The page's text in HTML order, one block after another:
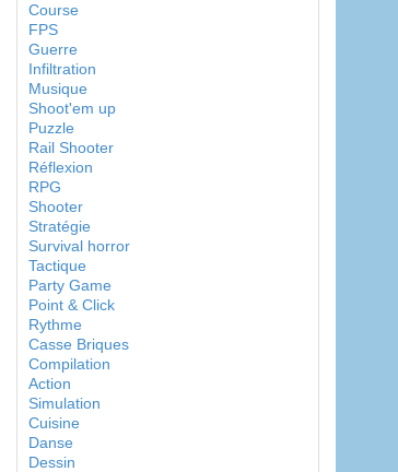
Course
FPS
Guerre
Infiltration
Musique
Shoot'em up
Puzzle
Rail Shooter
Réflexion
RPG
Shooter
Stratégie
Survival horror
Tactique
Party Game
Point & Click
Rythme
Casse Briques
Compilation
Action
Simulation
Cuisine
Danse
Dessin